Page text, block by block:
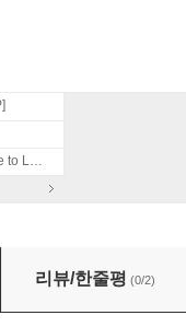
엔시티 위시 (NCT WISH) [Ode to Love]
2집 - Where We Were
리뷰/한줄평 (0/2)